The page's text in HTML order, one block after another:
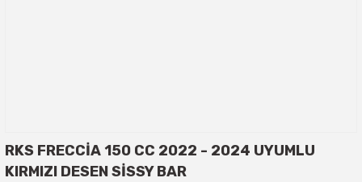
RKS FRECCİA 150 CC 2022 - 2024 UYUMLU
KIRMIZI DESEN SİSSY BAR